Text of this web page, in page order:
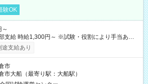
験OK
～
割により手当あり
より昇給あり 【即給（前払い）オプションあ
される場合、勤務から1週間ほどで給与の一部を受け
模擬試験 8:30～17:30（休憩1時間） 時給1,300円
10,400円＋交通費 ※当日の役割により時給＋100
支給あり
市
市大船（最寄り駅：大船駅）